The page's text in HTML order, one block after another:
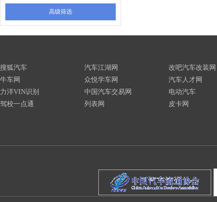
高级筛选
搜狐汽车
牛车网
力洋VIN识别
驾校一点通
汽车江湖网
众悦学车网
中国汽车交易网
列表网
改吧汽车改装网
汽车人才网
电动汽车
皮卡网